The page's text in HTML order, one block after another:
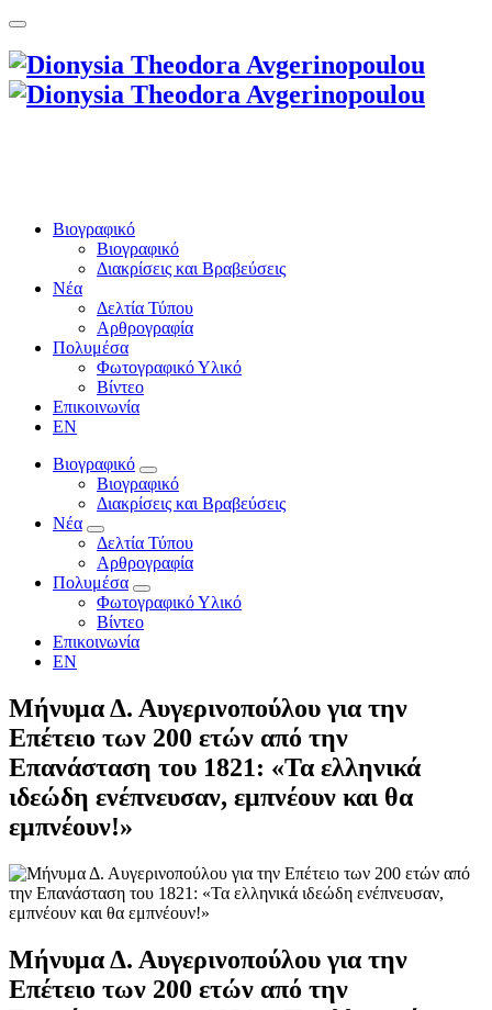
Βιογραφικό
Βιογραφικό
Διακρίσεις και Βραβεύσεις
Νέα
Δελτία Τύπου
Αρθρογραφία
Πολυμέσα
Φωτογραφικό Υλικό
Βίντεο
Επικοινωνία
EN
Βιογραφικό
Βιογραφικό
Διακρίσεις και Βραβεύσεις
Νέα
Δελτία Τύπου
Αρθρογραφία
Πολυμέσα
Φωτογραφικό Υλικό
Βίντεο
Επικοινωνία
EN
Μήνυμα Δ. Αυγερινοπούλου για την
Επέτειο των 200 ετών από την
Επανάσταση του 1821: «Τα ελληνικά
ιδεώδη ενέπνευσαν, εμπνέουν και θα
εμπνέουν!»
Μήνυμα Δ. Αυγερινοπούλου για την
Επέτειο των 200 ετών από την